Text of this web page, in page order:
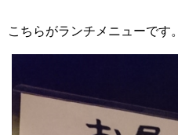
こちらがランチメニューです。